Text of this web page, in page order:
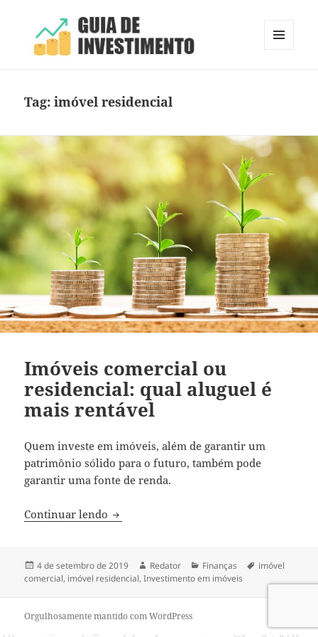
Tag:imóvel residencial
Imóveis comercial ou
residencial: qual aluguel é
mais rentável
Quem investe em imóveis, além de garantir um
patrimônio sólido para o futuro, também pode
garantir uma fonte de renda.
Continuar lendo Imóveis comercial ou residencial: qual
Publicado
em
4 de setembro de 2019 Autor
Redator Categorias
Finanças Tags
imóvel
comercial, imóvel residencial,Investimento em imóveis
Orgulhosamente mantido com WordPress